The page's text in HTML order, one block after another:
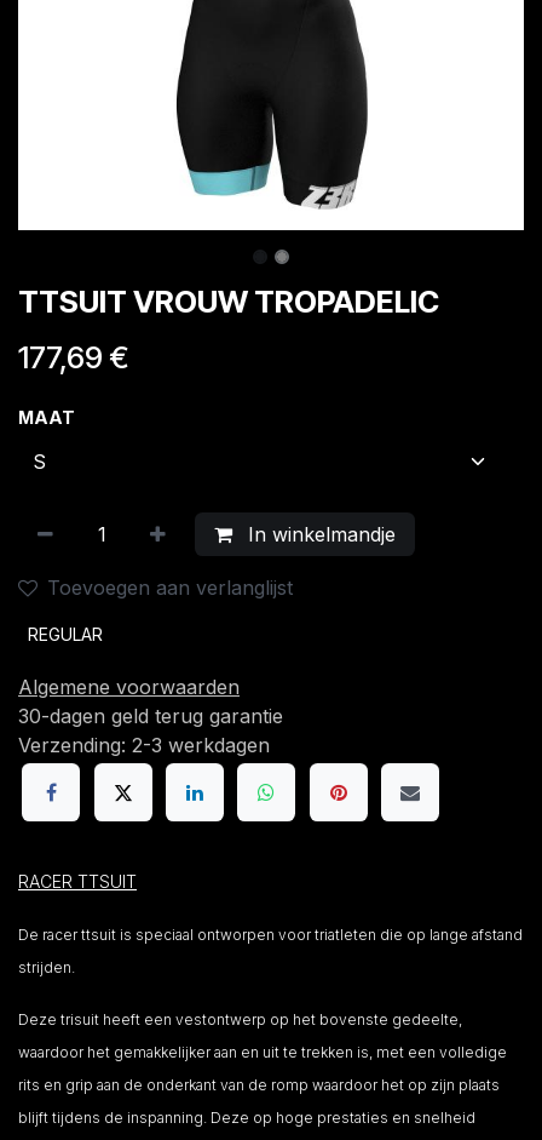
TTSUIT VROUW TROPADELIC
177,69 €
MAAT
In winkelmandje
Toevoegen aan verlanglijst
REGULAR
Algemene voorwaarden
30-dagen geld terug garantie
Verzending: 2-3 werkdagen
RACER TTSUIT
De racer ttsuit is speciaal ontworpen voor triatleten die op lange afstand
strijden.
Deze trisuit heeft een vestontwerp op het bovenste gedeelte,
waardoor het gemakkelijker aan en uit te trekken is, met een volledige
rits en grip aan de onderkant van de romp waardoor het op zijn plaats
blijft tijdens de inspanning. Deze op hoge prestaties en snelheid